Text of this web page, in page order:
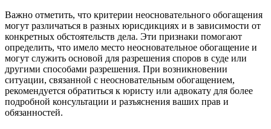
Важно отметить, что критерии неосновательного обогащения
могут различаться в разных юрисдикциях и в зависимости от
конкретных обстоятельств дела. Эти признаки помогают
определить, что имело место неосновательное обогащение и
могут служить основой для разрешения споров в суде или
другими способами разрешения. При возникновении
ситуации, связанной с неосновательным обогащением,
рекомендуется обратиться к юристу или адвокату для более
подробной консультации и разъяснения ваших прав и
обязанностей.